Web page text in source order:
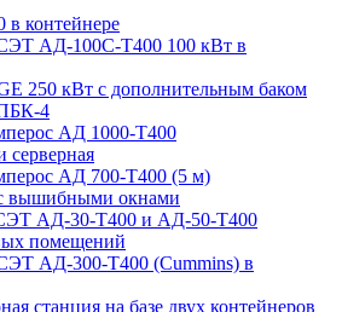
контейнере
АД-100С-Т400 100 кВт в
250 кВт с дополнительным баком
4
АД 1000-Т400
серверная
АД 700-Т400 (5 м)
вышибными окнами
АД-30-Т400 и АД-50-Т400
помещений
АД-300-Т400 (Cummins) в
станция на базе двух контейнеров